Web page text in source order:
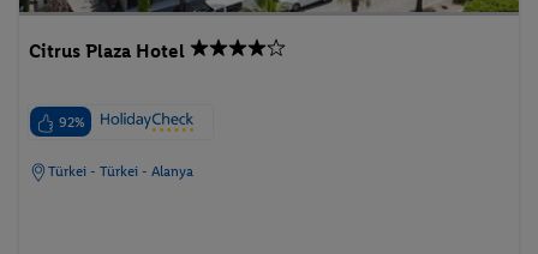
Citrus Plaza Hotel
92%
Türkei - Türkei - Alanya